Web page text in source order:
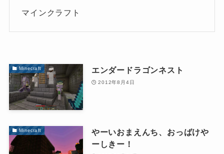
マインクラフト
Minecraft エンダードラゴンネスト
2012年8月4日
Minecraft
やーいおまえんち、おっばけや
ーしきー！